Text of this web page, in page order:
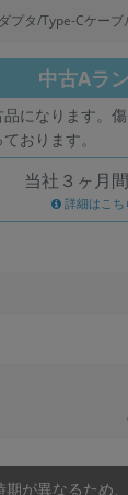
プタ/Type-Cケー
中古Aラ
になります。
おります。
当社３ヶ月
詳細はこち
期が異なるため